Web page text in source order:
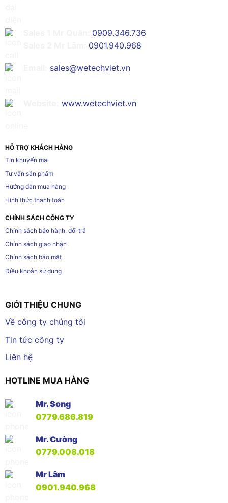
0909.346.736
0901.940.968
sales@wetechviet.vn
www.wetechviet.vn
HỖ TRỢ KHÁCH HÀNG
Tin khuyến mại
Tư vấn sản phẩm
Hướng dẫn mua hàng
Hình thức thanh toán
CHÍNH SÁCH CÔNG TY
Chính sách bảo hành, đổi trả
Chính sách giao nhận
Chính sách bảo mật
Điều khoản sử dụng
GIỚI THIỆU CHUNG
Về công ty chúng tôi
Tin tức công ty
Liên hệ
HOTLINE MUA HÀNG
Mr. Song
0779.686.819
Mr. Cường
0779.008.018
Mr Lâm
0901.940.968